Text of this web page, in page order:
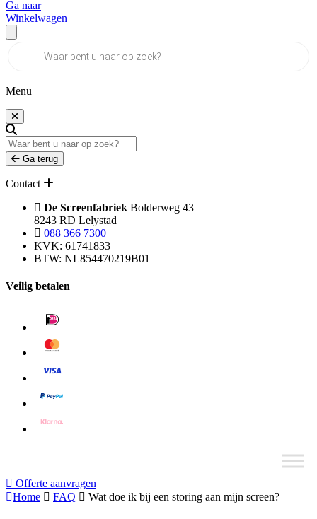
Ga naar
Winkelwagen
Menu
Ga terug
Contact
De Screenfabriek Bolderweg 43
8243 RD Lelystad
088 366 7300
KVK: 61741833
BTW: NL854470219B01
Veilig betalen
Offerte aanvragen
Home
FAQ Wat doe ik bij een storing aan mijn screen?